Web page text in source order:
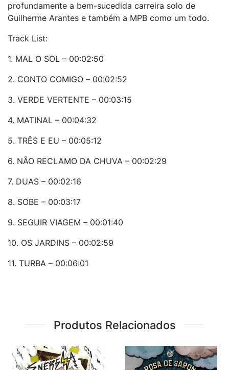
profundamente a bem-sucedida carreira solo de
Guilherme Arantes e também a MPB como um todo.
Track List:
1. MAL O SOL – 00:02:50
2. CONTO COMIGO – 00:02:52
3. VERDE VERTENTE – 00:03:15
4. MATINAL – 00:04:32
5. TRÊS E EU – 00:05:12
6. NÃO RECLAMO DA CHUVA – 00:02:29
7. DUAS – 00:02:16
8. SOBE – 00:03:17
9. SEGUIR VIAGEM – 00:01:40
10. OS JARDINS – 00:02:59
11. TURBA – 00:06:01
Produtos Relacionados